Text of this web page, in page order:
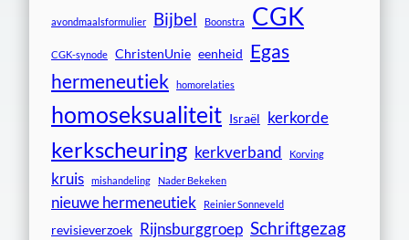
avondmaalsformulier Bijbel Boonstra CGK
CGK-synode ChristenUnie eenheid Egas
hermeneutiek
homorelaties
homoseksualiteit Israël kerkorde
kerkscheuring kerkverband Korving
kruis mishandeling Nader Bekeken
nieuwe hermeneutiek Reinier Sonneveld
revisieverzoek Rijnsburggroep Schriftgezag